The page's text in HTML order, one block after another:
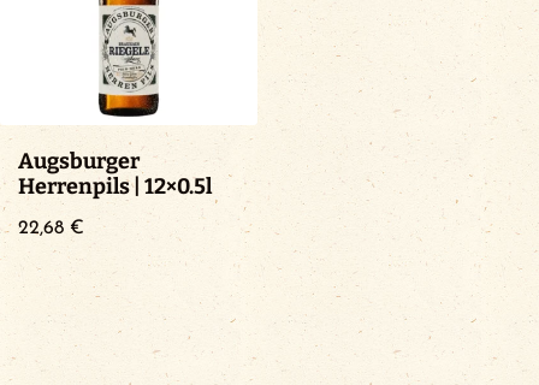
Augsburger
Herrenpils | 12×0.5l
22,68 €